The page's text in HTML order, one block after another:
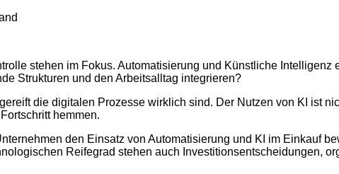
stehen im Fokus. Automatisierung und Künstliche Intelligenz
Strukturen und den Arbeitsalltag integrieren?
die digitalen Prozesse wirklich sind. Der Nutzen von KI ist
hemmen.
den Einsatz von Automatisierung und KI im Einkauf
Reifegrad stehen auch Investitionsentscheidungen,